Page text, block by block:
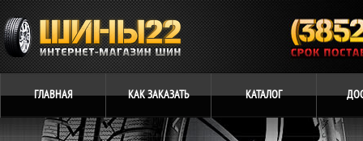
ГЛАВНАЯ КАКЗАКАЗАТЬ КАТАЛОГ